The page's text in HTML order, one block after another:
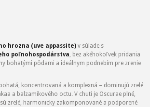
hrozna (uve appassite) v súlade s
poľnohospodárstva, bez akéhokoľvek pridania
bohatými pôdami a ideálnym podnebím pre zrenie
koncentrovaná a komplexná – dominujú zrelé
a balzamikového octu. V chuti je Oscurae plné,
zrelé, harmonicky zakomponované a podporené